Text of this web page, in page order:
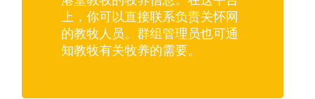
上，你可以直接联系负责关怀网
的教牧人员。群组管理员也可通
知教牧有关牧养的需要。